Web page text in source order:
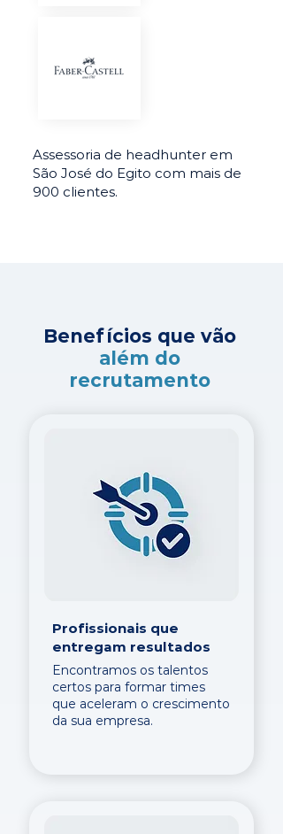
Assessoria de headhunter em
São José do Egito com mais de
900 clientes.
Benefícios que vão
além do
recrutamento
Profissionais que
entregam resultados
Encontramos os talentos
certos para formar times
que aceleram o crescimento
da sua empresa.